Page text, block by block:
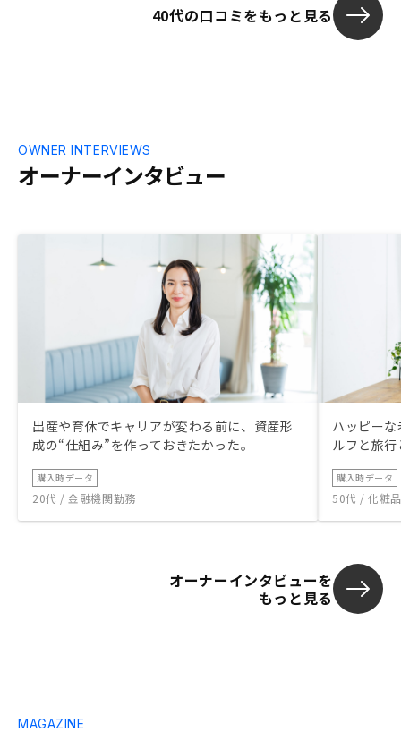
40代の口コミをもっと見る
オーナーインタビュー
OWNER INTERVIEWS
出産や育休でキャリアが変わる前に、資産形
成の“仕組み”を作っておきたかった。
購入時データ
20代 / 金融機関勤務
ハッピー
ルフと旅
購入時データ
50代 / 化粧
オーナーインタビューを
もっと見る
MAGAZINE